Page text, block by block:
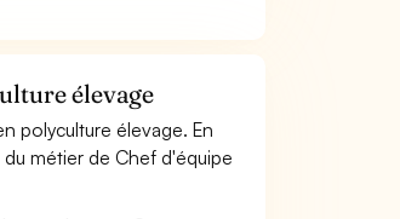
élevage
polyculture élevage. En
métier de Chef d'équipe